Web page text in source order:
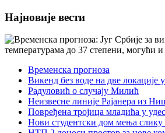
Најновије вести
Временска прогноза
Викенд без воде на две локације
Радуловић о случају Милић
Неизвесне линије Рајанера из
Повређена тројица младића у
Нови студентски дом мења